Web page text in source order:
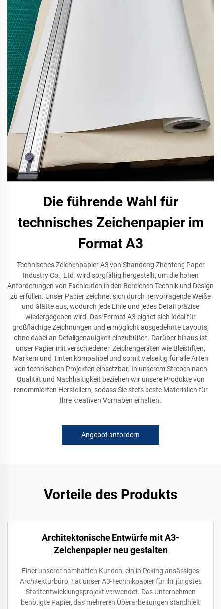
Die führende Wahl für
technisches Zeichenpapier im
Format A3
Technisches Zeichenpapier A3 von Shandong Zhenfeng Paper
Industry Co., Ltd. wird sorgfältig hergestellt, um die hohen
Anforderungen von Fachleuten in den Bereichen Technik und Design
zu erfüllen. Unser Papier zeichnet sich durch hervorragende Weiße
und Glätte aus, wodurch jede Linie und jedes Detail präzise
wiedergegeben wird. Das Format A3 eignet sich ideal für
großflächige Zeichnungen und ermöglicht ausgedehnte Layouts,
ohne dabei an Detailgenauigkeit einzubüßen. Darüber hinaus ist
unser Papier mit verschiedenen Zeichengeräten wie Bleistiften,
Markern und Tinten kompatibel und somit vielseitig für alle Arten
von technischen Projekten einsetzbar. In unserem Streben nach
Qualität und Nachhaltigkeit beziehen wir unsere Produkte von
renommierten Herstellern, sodass Sie stets beste Materialien für
Ihre kreativen Vorhaben erhalten.
Angebot anfordern
Vorteile des Produkts
Architektonische Entwürfe mit A3-
Zeichenpapier neu gestalten
Einer unserer namhaften Kunden, ein in Peking ansässiges
Architekturbüro, hat unser A3-Technikpapier für ihr jüngstes
Stadtentwicklungsprojekt verwendet. Das Unternehmen
benötigte Papier, das mehreren Überarbeitungen standhielt